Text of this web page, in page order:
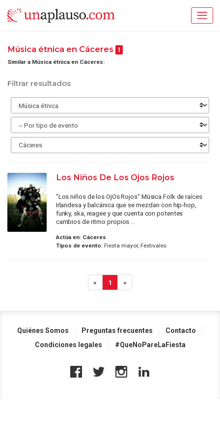
Música étnica en Cáceres 1
Similar a Música étnica en Cáceres:
Filtrar resultados
Los Niños De Los Ojos Rojos
"Los niños de los OjOs Rojos" Música Folk de raíces
Irlandesa y balcánica que se mezclan con hip-hop,
funky, ska, reagee y que cuenta con potentes
cambios de ritmo propios ...
Actúa en: Cáceres
Tipos de evento:Fiesta mayor, Festivales
« 1 »
Quiénes Somos Preguntas frecuentes
Contacto
Condiciones legales
#QueNoPareLaFiesta